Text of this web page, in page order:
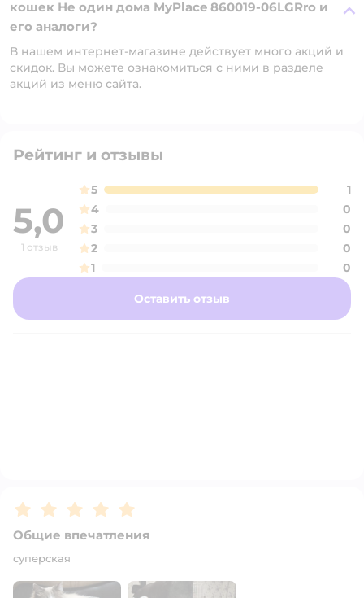
кошек Не один дома MyPlace 860019-06LGRro и
его аналоги?
В нашем интернет-магазине действует много акций и
скидок. Вы можете ознакомиться с ними в разделе
акций из меню сайта.
Рейтинг и отзывы
5,0
1 отзыв
5
1
4
0
3
0
2
0
1
0
Оставить отзыв
Рейтинг:5
Общие впечатления
суперская